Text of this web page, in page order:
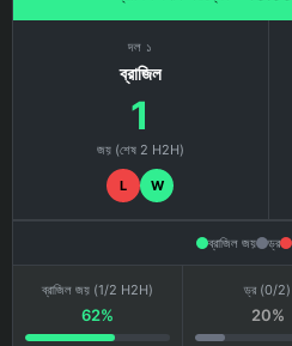
দল ১
ব্রাজিল
1
জয় (শেষ 2 H2H)
L W
ব্রাজিল জয় ড্র
ব্রাজিল জয় (1/2 H2H)
62%
ড্র (0/2)
20%